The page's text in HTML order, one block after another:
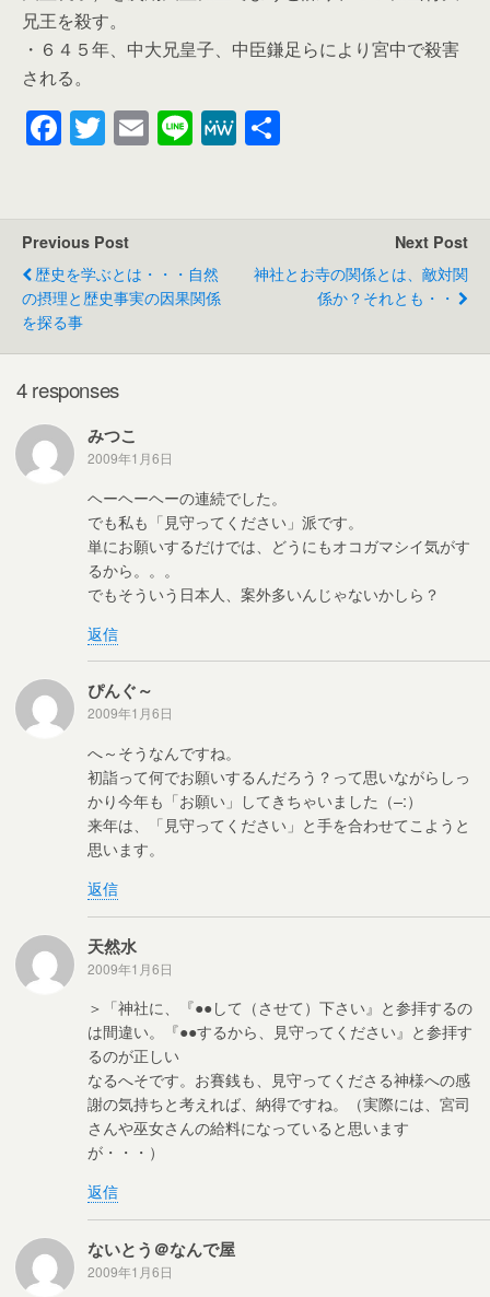
兄王を殺す。
・６４５年、中大兄皇子、中臣鎌足らにより宮中で殺害
される。
F
a
e
b
o
o
T
wi
er
E
m
Li
n
M
e
Previous Post
歴史を学ぶとは・・・自然
の摂理と歴史事実の因果関係
を探る事
Next Post
神社とお寺の関係とは、敵対関
係か？それとも・・
4 responses
みつこ
2009年1月6日
ヘーヘーヘーの連続でした。
でも私も「見守ってください」派です。
単にお願いするだけでは、どうにもオコガマシイ気がす
るから。。。
でもそういう日本人、案外多いんじゃないかしら？
返信
ぴんぐ～
2009年1月6日
へ～そうなんですね。
初詣って何でお願いするんだろう？って思いながらしっ
かり今年も「お願い」してきちゃいました（–:）
来年は、「見守ってください」と手を合わせてこようと
思います。
返信
天然水
2009年1月6日
＞「神社に、『●●して（させて）下さい』と参拝するの
は間違い。『●●するから、見守ってください』と参拝す
るのが正しい
なるへそです。お賽銭も、見守ってくださる神様への感
謝の気持ちと考えれば、納得ですね。（実際には、宮司
さんや巫女さんの給料になっていると思います
が・・・）
返信
ないとう＠なんで屋
2009年1月6日